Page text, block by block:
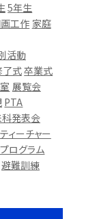
5年生
工作 家庭
活動
了式卒業式
展覧会
PTA
科発表会
ィーチャー
ログラム
避難訓練